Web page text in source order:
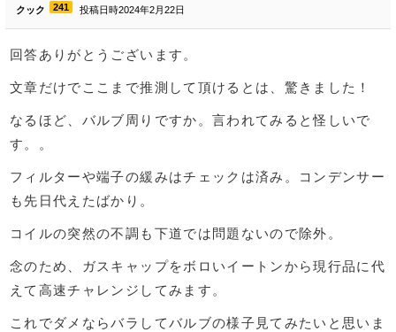
クック 241 投稿日時2024年2月22日
回答ありがとうございます。
文章だけでここまで推測して頂けるとは、驚きました！
なるほど、バルブ周りですか。言われてみると怪しいで
す。。
フィルターや端子の緩みはチェックは済み。コンデンサー
も先日代えたばかり。
コイルの突然の不調も下道では問題ないので除外。
念のため、ガスキャップをボロいイートンから現行品に代
えて高速チャレンジしてみます。
これでダメならバラしてバルブの様子見てみたいと思いま